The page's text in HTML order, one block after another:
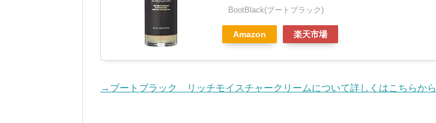
BootBlack(ブートブラック)
Amazon 楽天市場
→ブートブラック リッチモイスチャークリームについて詳しくはこちらから